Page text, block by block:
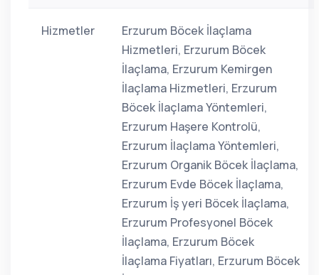
Hizmetler
Erzurum Böcek İlaçlama
Hizmetleri, Erzurum Böcek
İlaçlama, Erzurum Kemirgen
İlaçlama Hizmetleri, Erzurum
Böcek İlaçlama Yöntemleri,
Erzurum Haşere Kontrolü,
Erzurum İlaçlama Yöntemleri,
Erzurum Organik Böcek İlaçlama,
Erzurum Evde Böcek İlaçlama,
Erzurum İş yeri Böcek İlaçlama,
Erzurum Profesyonel Böcek
İlaçlama, Erzurum Böcek
İlaçlama Fiyatları, Erzurum Böcek